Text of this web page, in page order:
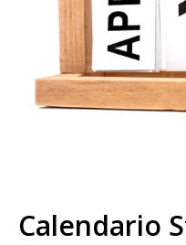
Calendario